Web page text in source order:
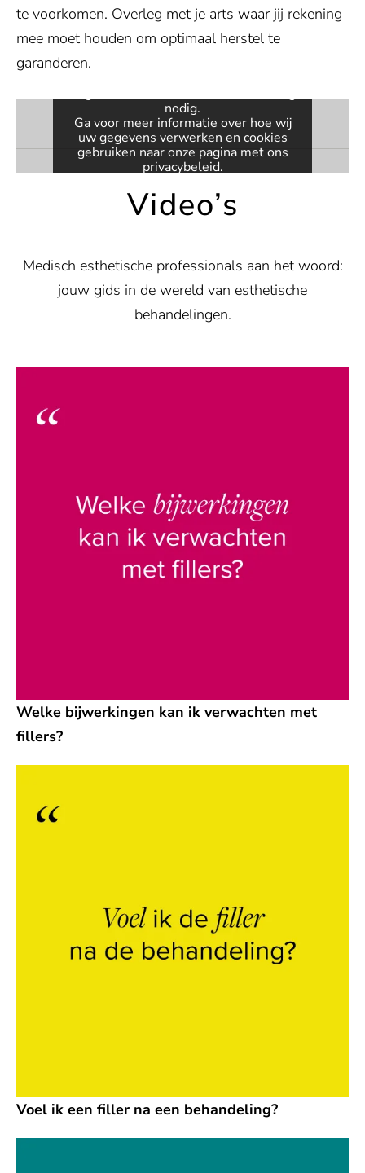
te voorkomen. Overleg met je arts waar jij rekening
mee moet houden om optimaal herstel te
garanderen.
Toestemming vereist
Deze inhoud wordt geleverd door
nodig.
Ga voor meer informatie over hoe wij
uw gegevens verwerken en cookies
gebruiken naar onze pagina met ons
privacybeleid.
VIDEO ACTIVEREN
Video’s
Medisch esthetische professionals aan het woord:
jouw gids in de wereld van esthetische
behandelingen.
Welke bijwerkingen kan ik verwachten met
fillers?
Voel ik een filler na een behandeling?